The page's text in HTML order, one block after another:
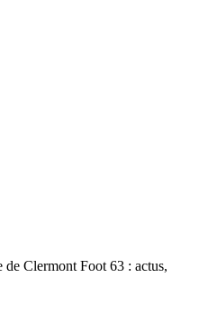
Clermont Foot 63 : actus,